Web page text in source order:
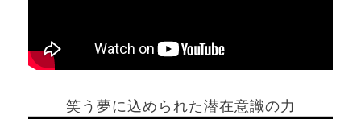
笑う夢に込められた潜在意識の力